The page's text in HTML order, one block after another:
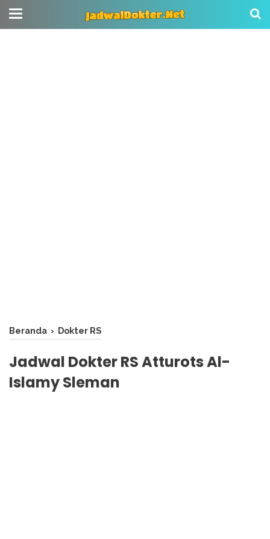
Beranda › Dokter RS
Jadwal Dokter RS Atturots Al-
Islamy Sleman